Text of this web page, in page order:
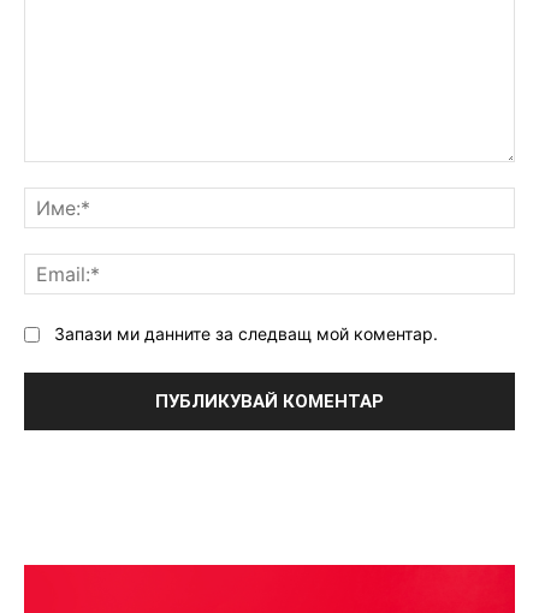
Запази ми данните за следващ мой коментар.